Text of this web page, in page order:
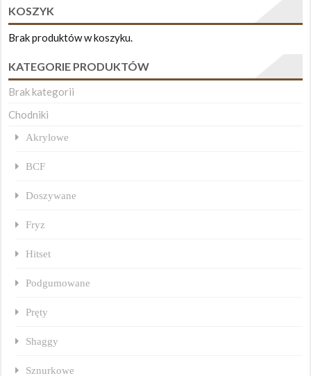
KOSZYK
Brak produktów w koszyku.
KATEGORIE PRODUKTÓW
Brak kategorii
Chodniki
Akrylowe
BCF
Doszywane
Fryz
Hitset
Podgumowane
Pręty
Shaggy
Sznurkowe